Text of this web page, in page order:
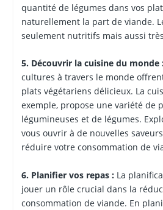
quantité de légumes dans vos
naturellement la part de viande.
seulement nutritifs mais aussi
5. Découvrir la cuisine du monde
cultures à travers le monde
plats végétariens délicieux. La
exemple, propose une variété de
légumineuses et de légumes.
vous ouvrir à de nouvelles
réduire votre consommation de
6. Planifier vos repas :La
jouer un rôle crucial dans la
consommation de viande. En